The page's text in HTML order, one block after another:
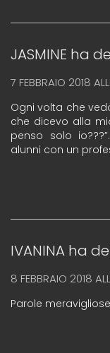
JASMINE ha
7 FEBBRAIO 2018
Ogni volta che
che dicevo alla
penso solo
alunni con un
IVANINA ha
8 FEBBRAIO 2018
Parole